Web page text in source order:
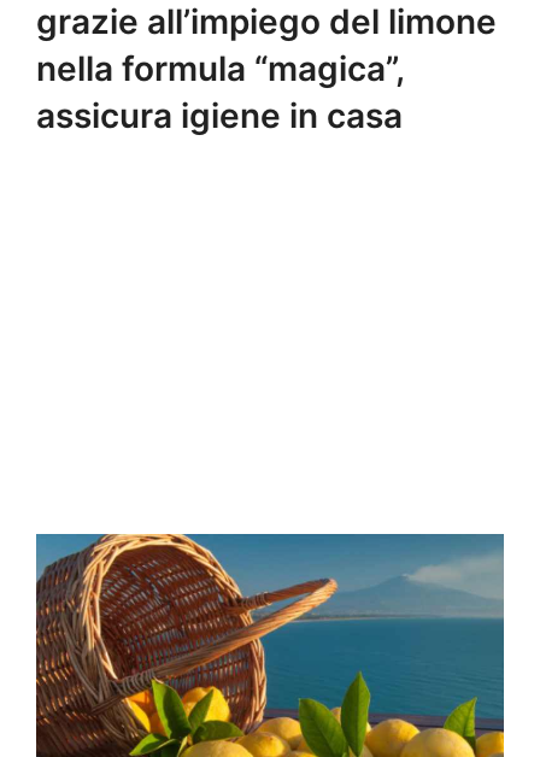
grazie all’impiego del limone
nella formula “magica”,
assicura igiene in casa